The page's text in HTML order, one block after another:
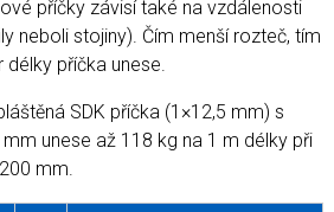
příčky závisí také na vzdálenosti
neboli stojiny). Čím menší rozteč, tím
příčka unese.
SDK příčka (1×12,5 mm) s
unese až 118 kg na 1 m délky při
mm.